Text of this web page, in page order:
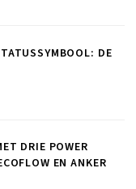
DE
DRIE POWER
EN ANKER